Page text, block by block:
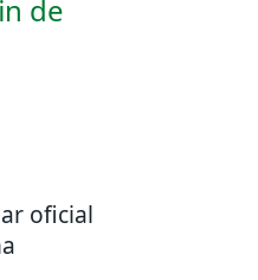
oficial